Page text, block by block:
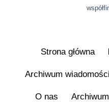
Strona główna
Archiwum wiadomości
O nas